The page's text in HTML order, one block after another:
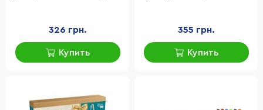
326 грн.
Купить
м2, 38х42 см
355 грн.
Купить